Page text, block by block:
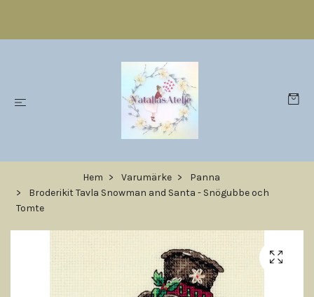
Hem Varumärke
Panna
Broderikit Tavla Snowman and Santa - Snögubbe och
Tomte